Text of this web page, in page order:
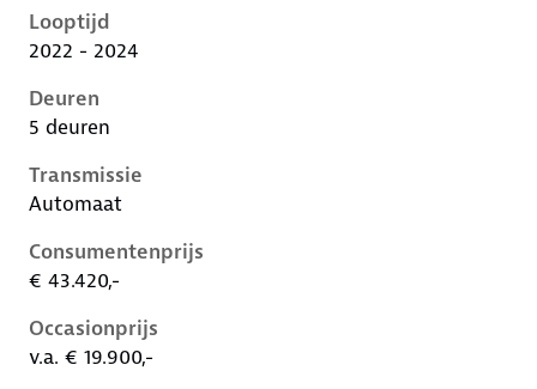
Looptijd
2022 - 2024
Deuren
5 deuren
Transmissie
Automaat
Consumentenprijs
€ 43.420,-
Occasionprijs
v.a. € 19.900,-